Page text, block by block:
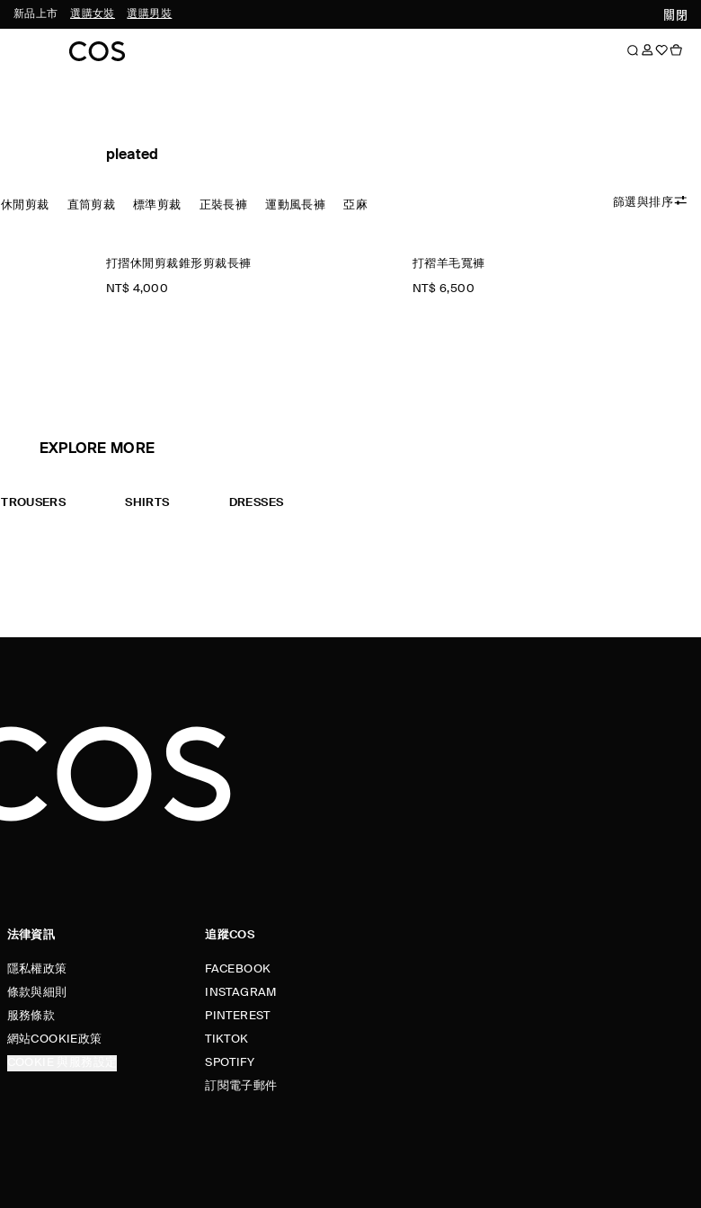
關閉
新品上市 選購女裝 選購男裝
pleated
休閒剪裁 直筒剪裁 標準剪裁 正裝長褲 運動風長褲 亞麻 篩選與排序
打摺休閒剪裁錐形剪裁長褲
NT$ 4,000
打褶羊毛寬褲
NT$ 6,500
EXPLORE MORE
TROUSERS SHIRTS DRESSES
法律資訊
隱私權政策
條款與細則
服務條款
網站COOKIE政策
追蹤COS
FACEBOOK
INSTAGRAM
PINTEREST
TIKTOK
SPOTIFY
訂閱電子郵件